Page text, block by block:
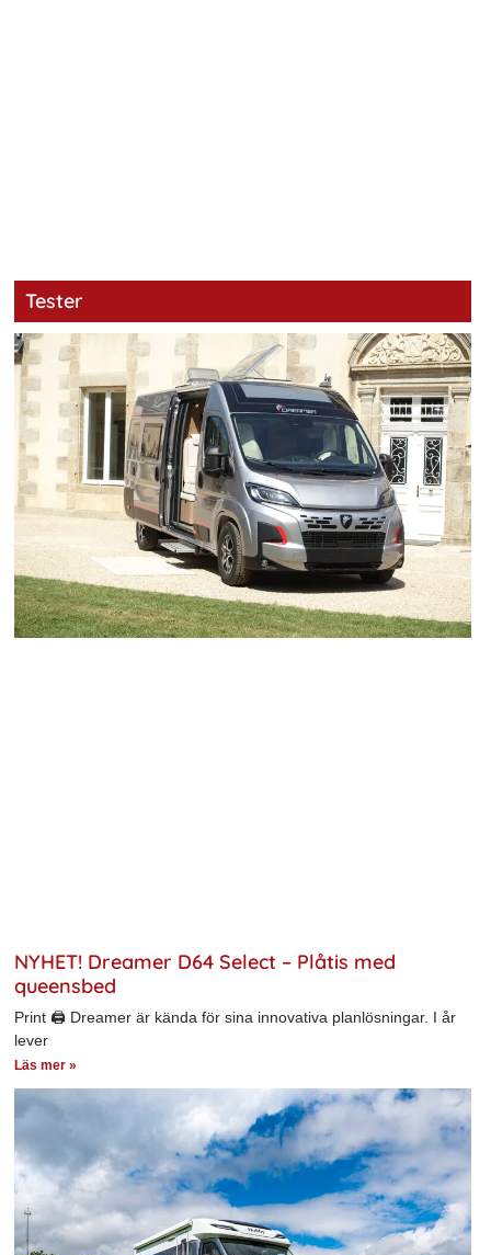
Tester
NYHET! Dreamer D64 Select – Plåtis med
queensbed
Print 🖨 Dreamer är kända för sina innovativa planlösningar. I år
lever
Läs mer »